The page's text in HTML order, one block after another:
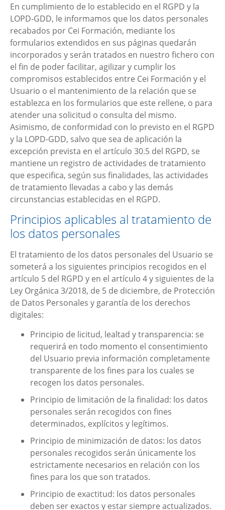
En cumplimiento de lo establecido en el RGPD y la
LOPD-GDD, le informamos que los datos personales
recabados por Cei Formación, mediante los
formularios extendidos en sus páginas quedarán
incorporados y serán tratados en nuestro fichero con
el fin de poder facilitar, agilizar y cumplir los
compromisos establecidos entre Cei Formación y el
Usuario o el mantenimiento de la relación que se
establezca en los formularios que este rellene, o para
atender una solicitud o consulta del mismo.
Asimismo, de conformidad con lo previsto en el RGPD
y la LOPD-GDD, salvo que sea de aplicación la
excepción prevista en el artículo 30.5 del RGPD, se
mantiene un registro de actividades de tratamiento
que especifica, según sus finalidades, las actividades
de tratamiento llevadas a cabo y las demás
circunstancias establecidas en el RGPD.
Principios aplicables al tratamiento de
los datos personales
El tratamiento de los datos personales del Usuario se
someterá a los siguientes principios recogidos en el
artículo 5 del RGPD y en el artículo 4 y siguientes de la
Ley Orgánica 3/2018, de 5 de diciembre, de Protección
de Datos Personales y garantía de los derechos
digitales:
Principio de licitud, lealtad y transparencia: se
requerirá en todo momento el consentimiento
del Usuario previa información completamente
transparente de los fines para los cuales se
recogen los datos personales.
Principio de limitación de la finalidad: los datos
personales serán recogidos con fines
determinados, explícitos y legítimos.
Principio de minimización de datos: los datos
personales recogidos serán únicamente los
estrictamente necesarios en relación con los
fines para los que son tratados.
Principio de exactitud: los datos personales
deben ser exactos y estar siempre actualizados.